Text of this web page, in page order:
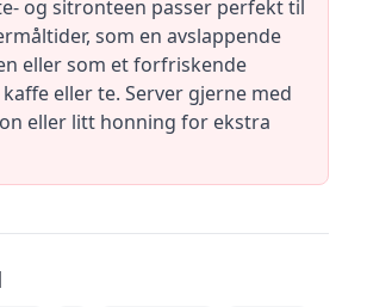
og sitronteen passer perfekt til
som en avslappende
eller som et forfriskende
eller te. Server gjerne med
eller litt honning for ekstra